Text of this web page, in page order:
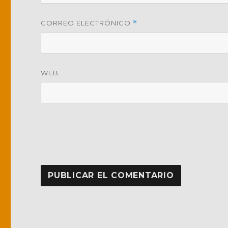
CORREO ELECTRÓNICO *
WEB